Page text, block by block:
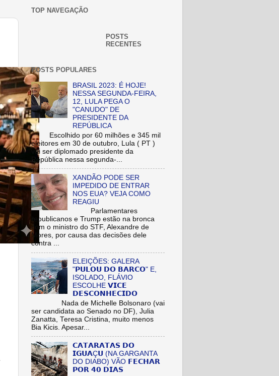
TOP NAVEGAÇÃO
POSTS
RECENTES
POSTS POPULARES
BRASIL 2023: É HOJE!
NESSA SEGUNDA-FEIRA,
12, LULA PEGA O
"CANUDO" DE
PRESIDENTE DA
REPÚBLICA
Escolhido por 60 milhões e 345 mil
eleitores em 30 de outubro, Lula ( PT )
vai ser diplomado presidente da
República nessa segunda-...
XANDÃO PODE SER
IMPEDIDO DE ENTRAR
NOS EUA? VEJA COMO
REAGIU
Parlamentares
republicanos e Trump estão na bronca
com o ministro do STF, Alexandre de
Mores, por causa das decisões dele
contra ...
ELEIÇÕES: GALERA
"𝗣𝗨𝗟𝗢𝗨 𝗗𝗢 𝗕𝗔𝗥𝗖𝗢" E,
ISOLADO, FLÁVIO
ESCOLHE 𝗩𝗜𝗖𝗘
𝗗𝗘𝗦𝗖𝗢𝗡𝗛𝗘𝗖𝗜𝗗𝗢
Nada de Michelle Bolsonaro (vai
ser candidata ao Senado no DF), Julia
Zanatta, Teresa Cristina, muito menos
Bia Kicis. Apesar...
𝗖𝗔𝗧𝗔𝗥𝗔𝗧𝗔𝗦 𝗗𝗢
𝗜𝗚𝗨𝗔Ç𝗨 (NA GARGANTA
DO DIABO) VÃO 𝗙𝗘𝗖𝗛𝗔𝗥
𝗣𝗢𝗥 𝟰𝟬 𝗗𝗜𝗔𝗦